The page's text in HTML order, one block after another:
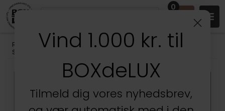
0
Produkter /Badeværelset Badeværelsesopbevaring/
Smykkeopbevaring
Kun hos BOXdeLUX
Vind 1.000 kr. til
BOXdeLUX
Tilmeld dig vores nyhedsbrev,